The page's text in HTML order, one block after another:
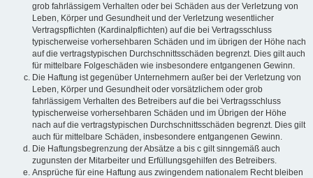
grob fahrlässigem Verhalten oder bei Schäden aus der Verletzung von
Leben, Körper und Gesundheit und der Verletzung wesentlicher
Vertragspflichten (Kardinalpflichten) auf die bei Vertragsschluss
typischerweise vorhersehbaren Schäden und im übrigen der Höhe nach
auf die vertragstypischen Durchschnittsschäden begrenzt. Dies gilt auch
für mittelbare Folgeschäden wie insbesondere entgangenen Gewinn.
Die Haftung ist gegenüber Unternehmern außer bei der Verletzung von
Leben, Körper und Gesundheit oder vorsätzlichem oder grob
fahrlässigem Verhalten des Betreibers auf die bei Vertragsschluss
typischerweise vorhersehbaren Schäden und im Übrigen der Höhe
nach auf die vertragstypischen Durchschnittsschäden begrenzt. Dies gilt
auch für mittelbare Schäden, insbesondere entgangenen Gewinn.
Die Haftungsbegrenzung der Absätze a bis c gilt sinngemäß auch
zugunsten der Mitarbeiter und Erfüllungsgehilfen des Betreibers.
Ansprüche für eine Haftung aus zwingendem nationalem Recht bleiben